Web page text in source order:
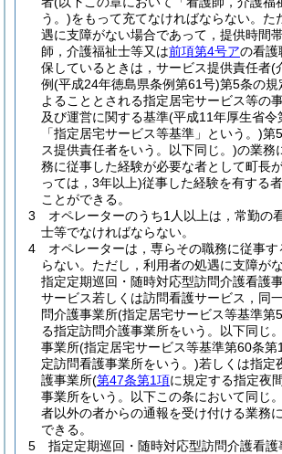
う。)をもって充てなければならない。 た
遇に支障がない場合であって，提供時間
師，介護福祉士等又は前項第4号アの看護
保しているときは，サービス提供責任者(
例(平成24年徳島県条例第61号)第5条の規
よることとされる指定居宅サービス等の
及び運営に関する基準(平成11年厚生省令
「指定居宅サービス等基準」という。)第
ス提供責任者をいう。以下同じ。)の業務
務に従事した経験が必要な者として町長
っては，3年以上)従事した経験を有する
ことができる。
3
オペレーターのうち1人以上は，常勤の
士等でなければならない。
4
オペレーターは，専らその職務に従事
らない。 ただし，利用者の処遇に支障が
指定定期巡回・随時対応型訪問介護看護
サービス若しくは訪問看護サービス，同
問介護事業所(指定居宅サービス等基準第
る指定訪問介護事業所をいう。以下同じ
事業所(指定居宅サービス等基準第60条第
定訪問看護事業所をいう。)若しくは指定
護事業所(第47条第1項に規定する指定夜
事業所をいう。以下この条において同じ
者以外の者からの通報を受け付ける業務
できる。
5
指定定期巡回・随時対応型訪問介護看